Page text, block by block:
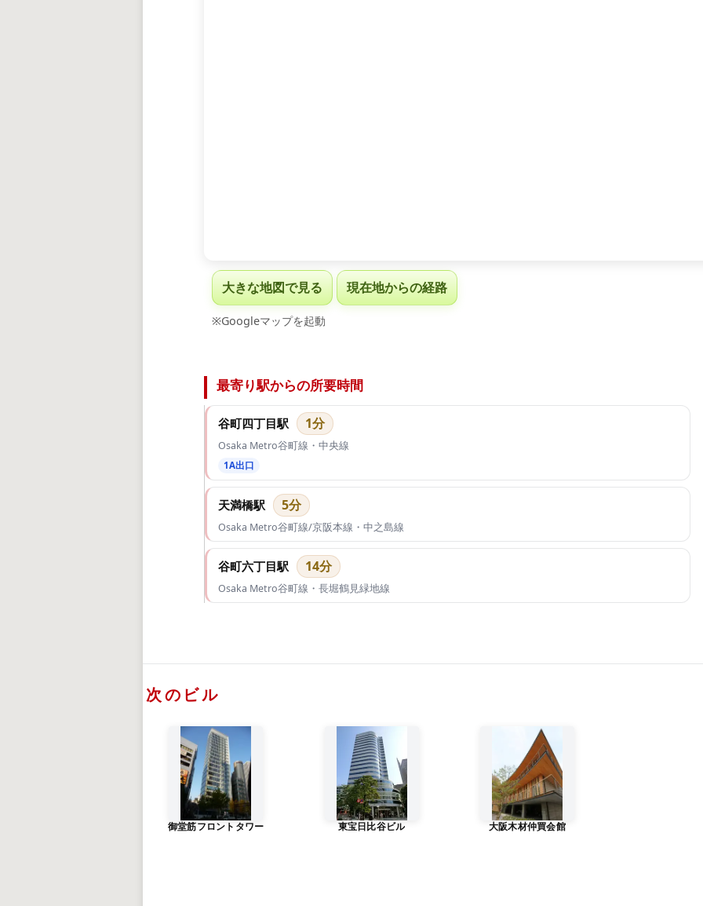
大きな地図で見る 現在地からの経路
※Googleマップを起動
最寄り駅からの所要時間
谷町四丁目駅 1分
Osaka Metro谷町線・中央線
1A出口
天満橋駅 5分
Osaka Metro谷町線/京阪本線・中之島線
谷町六丁目駅 14分
Osaka Metro谷町線・長堀鶴見緑地線
次のビル
御堂筋フロントタワー 東宝日比谷ビル 大阪木材仲買会館